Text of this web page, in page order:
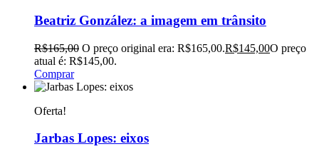
Beatriz González: a imagem em trânsito
R$165,00 O preço original era: R$165,00.R$145,00O preço
atual é: R$145,00.
Comprar
Oferta!
Jarbas Lopes: eixos